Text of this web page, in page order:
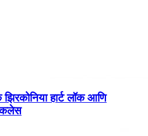
झिरकोनिया हार्ट लॉक आणि